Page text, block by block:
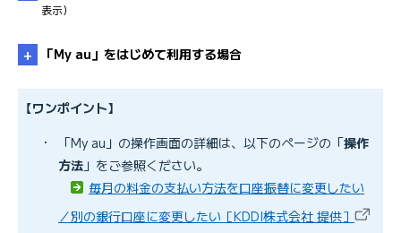
表示）
「au ID」／「基本契約番号」を確認したい
「My au」をはじめて利用する場合
「My au」に初めてログインする時の手続き方法
【ワンポイント】
・
「My au」の操作画面の詳細は、以下のページの「操作
方法 」をご参照ください。
毎月の料金の支払い方法を口座振替に変更したい
／別の銀行口座に変更したい［KDDI株式会社 提供］